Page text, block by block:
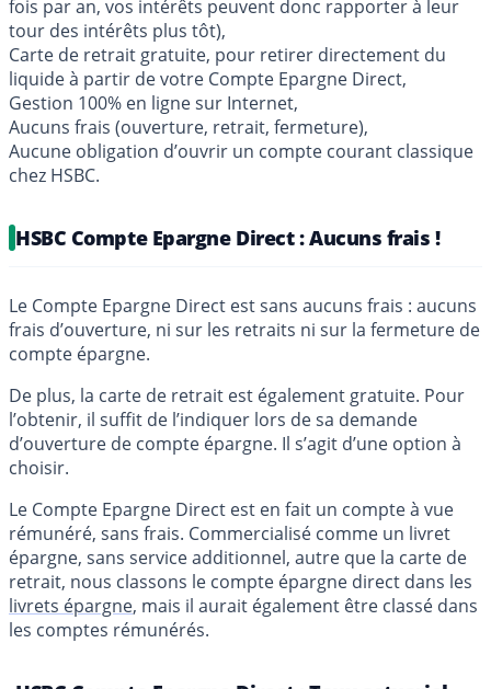
fois par an, vos intérêts peuvent donc rapporter à leur
tour des intérêts plus tôt),
Carte de retrait gratuite, pour retirer directement du
liquide à partir de votre Compte Epargne Direct,
Gestion 100% en ligne sur Internet,
Aucuns frais (ouverture, retrait, fermeture),
Aucune obligation d’ouvrir un compte courant classique
chez HSBC.
HSBC Compte Epargne Direct : Aucuns frais !
Le Compte Epargne Direct est sans aucuns frais : aucuns
frais d’ouverture, ni sur les retraits ni sur la fermeture de
compte épargne.
De plus, la carte de retrait est également gratuite. Pour
l’obtenir, il suffit de l’indiquer lors de sa demande
d’ouverture de compte épargne. Il s’agit d’une option à
choisir.
Le Compte Epargne Direct est en fait un compte à vue
rémunéré, sans frais. Commercialisé comme un livret
épargne, sans service additionnel, autre que la carte de
retrait, nous classons le compte épargne direct dans les
livrets épargne, mais il aurait également être classé dans
les comptes rémunérés.